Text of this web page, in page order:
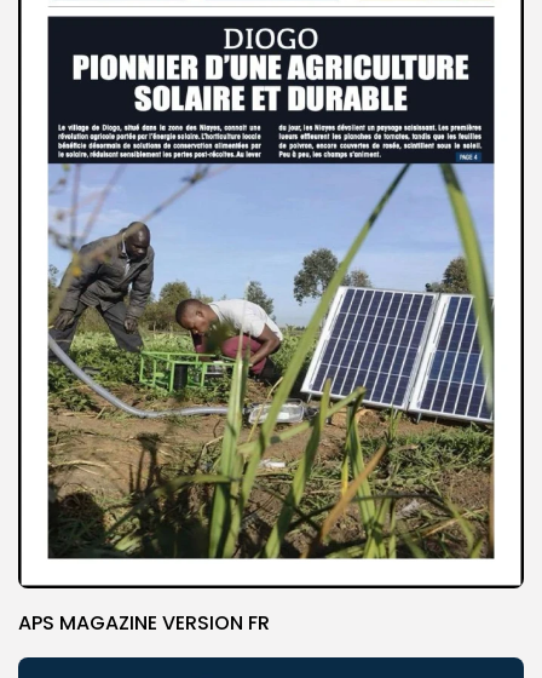
APS MAGAZINE VERSION FR